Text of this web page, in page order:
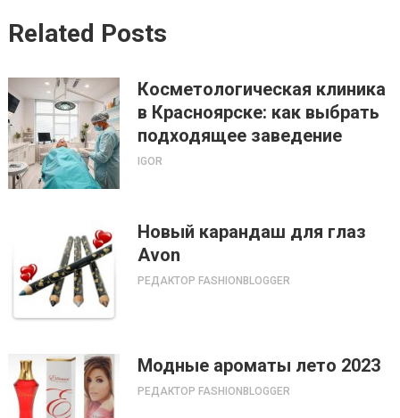
Related Posts
Косметологическая клиника
в Красноярске: как выбрать
подходящее заведение
IGOR
Новый карандаш для глаз
Avon
РЕДАКТОР FASHIONBLOGGER
Модные ароматы лето 2023
РЕДАКТОР FASHIONBLOGGER